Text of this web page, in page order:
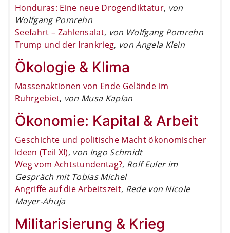
Honduras: Eine neue Drogendiktatur, von
Wolfgang Pomrehn
Seefahrt – Zahlensalat, von Wolfgang Pomrehn
Trump und der Irankrieg, von Angela Klein
Ökologie & Klima
Massenaktionen von Ende Gelände im
Ruhrgebiet, von Musa Kaplan
Ökonomie: Kapital & Arbeit
Geschichte und politische Macht ökonomischer
Ideen (Teil XI), von Ingo Schmidt
Weg vom Achtstundentag?, Rolf Euler im
Gespräch mit Tobias Michel
Angriffe auf die Arbeitszeit, Rede von Nicole
Mayer-Ahuja
Militarisierung & Krieg